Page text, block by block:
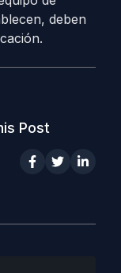
deben
Post